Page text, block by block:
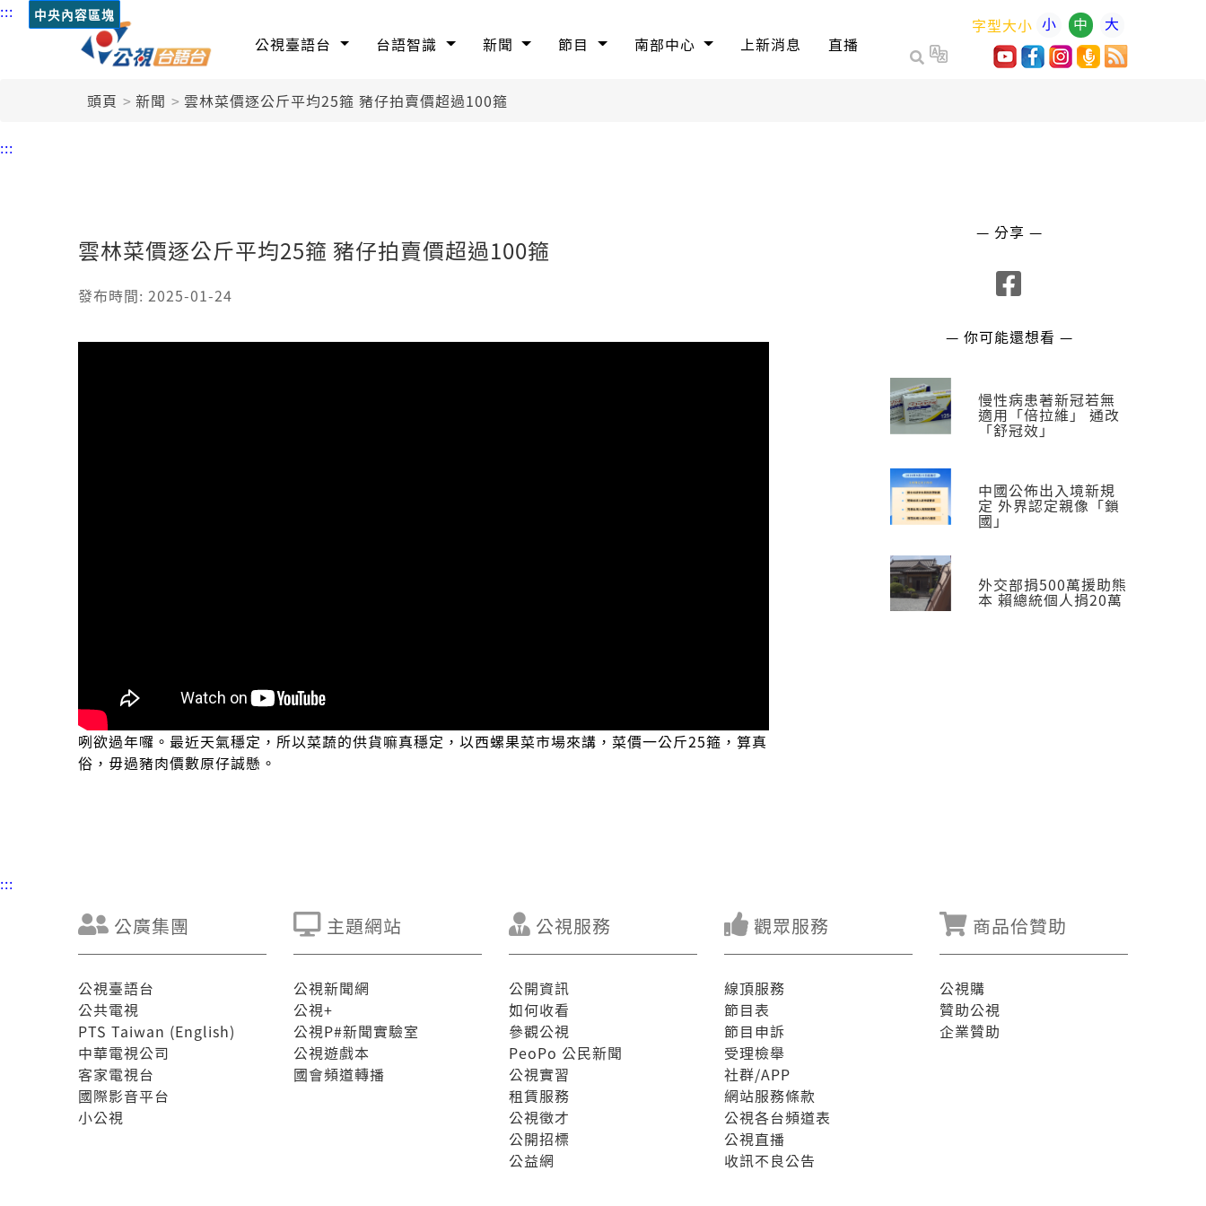
::: 中央內容區塊
公視臺語台 台語智識 新聞 節目 南部中心 上新消息 直播
字型大小 小 中 大
頭頁 新聞 雲林菜價逐公斤平均25箍 豬仔拍賣價超過100箍
:::
雲林菜價逐公斤平均25箍 豬仔拍賣價超過100箍
發布時間: 2025-01-24
咧欲過年囉。最近天氣穩定，所以菜蔬的供貨嘛真穩定，以西螺果菜市場來講，菜價一公斤25箍，算真
俗，毋過豬肉價數原仔誠懸。
— 分享 —
— 你可能還想看 —
慢性病患著新冠若無
適用「倍拉維」 通改
「舒冠效」
中國公佈出入境新規
定 外界認定親像「鎖
國」
外交部捐500萬援助熊
本 賴總統個人捐20萬
:::
公廣集團
公視臺語台
公共電視
PTS Taiwan (English)
中華電視公司
客家電視台
國際影音平台
小公視
主題網站
公視新聞網
公視+
公視P#新聞實驗室
公視遊戲本
國會頻道轉播
公視服務
公開資訊
如何收看
參觀公視
PeoPo 公民新聞
公視實習
租賃服務
公視徵才
公開招標
公益網
觀眾服務
線頂服務
節目表
節目申訴
受理檢舉
社群/APP
網站服務條款
公視各台頻道表
公視直播
收訊不良公告
商品佮贊助
公視購
贊助公視
企業贊助